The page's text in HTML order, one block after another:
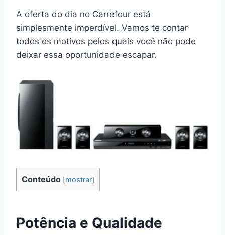
A oferta do dia no Carrefour está
simplesmente imperdível. Vamos te contar
todos os motivos pelos quais você não pode
deixar essa oportunidade escapar.
Conteúdo [mostrar]
Potência e Qualidade